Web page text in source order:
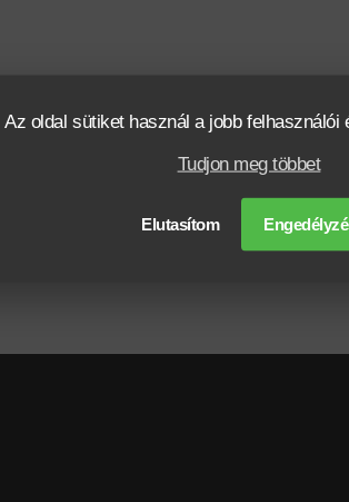
Az oldal sütiket használ a jobb felhasználói
Tudjon meg többet
Elutasítom
targonca, teherbírás 2000kg,
integrált
szuperelasztikus gumik